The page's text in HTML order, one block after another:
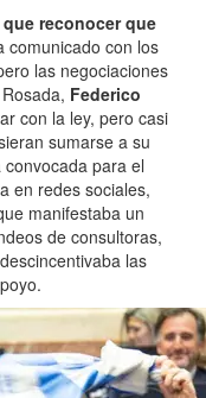
reconocer que
comunicado con los
las negociaciones
Federico
con la ley, pero casi
sumarse a su
para el
en redes sociales,
manifestaba un
de consultoras,
las